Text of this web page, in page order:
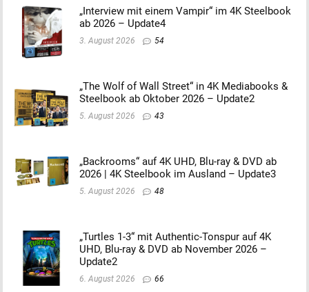
„Interview mit einem Vampir“ im 4K Steelbook
ab 2026 – Update4
3. August 2026 54
„The Wolf of Wall Street“ in 4K Mediabooks &
Steelbook ab Oktober 2026 – Update2
5. August 2026 43
„Backrooms“ auf 4K UHD, Blu-ray & DVD ab
2026 | 4K Steelbook im Ausland – Update3
5. August 2026 48
„Turtles 1-3“ mit Authentic-Tonspur auf 4K
UHD, Blu-ray & DVD ab November 2026 –
Update2
6. August 2026 66